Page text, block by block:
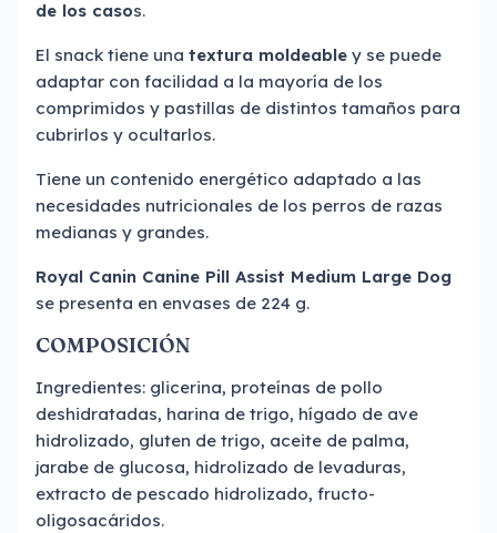
de los casos.
El snack tiene una textura moldeable y se puede
adaptar con facilidad a la mayoría de los
comprimidos y pastillas de distintos tamaños para
cubrirlos y ocultarlos.
Tiene un contenido energético adaptado a las
necesidades nutricionales de los perros de razas
medianas y grandes.
Royal Canin Canine Pill Assist Medium Large Dog
se presenta en envases de 224 g.
COMPOSICIÓN
Ingredientes: glicerina, proteínas de pollo
deshidratadas, harina de trigo, hígado de ave
hidrolizado, gluten de trigo, aceite de palma,
jarabe de glucosa, hidrolizado de levaduras,
extracto de pescado hidrolizado, fructo-
oligosacáridos.